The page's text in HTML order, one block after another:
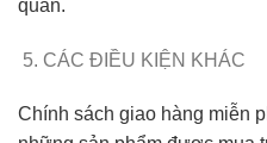
quan.
CÁC ĐIỀU KIỆN KHÁC
Chính sách giao hàng miễn